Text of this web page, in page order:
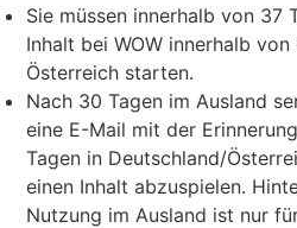
Sie müssen innerhalb von 37
Inhalt bei WOW innerhalb
Österreich starten.
Nach 30 Tagen im Ausland
eine E-Mail mit der
Tagen in Deutschland/
einen Inhalt abzuspielen.
Nutzung im Ausland ist nur